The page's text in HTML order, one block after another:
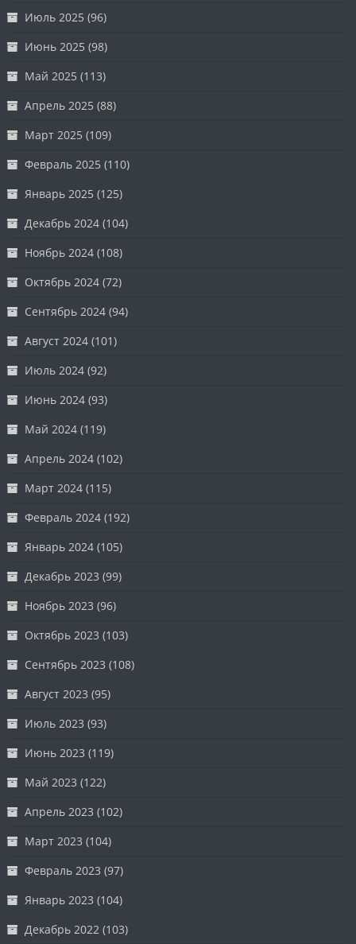
Июль 2025 (96)
Июнь 2025 (98)
Май 2025 (113)
Апрель 2025 (88)
Март 2025 (109)
Февраль 2025 (110)
Январь 2025 (125)
Декабрь 2024 (104)
Ноябрь 2024 (108)
Октябрь 2024 (72)
Сентябрь 2024 (94)
Август 2024 (101)
Июль 2024 (92)
Июнь 2024 (93)
Май 2024 (119)
Апрель 2024 (102)
Март 2024 (115)
Февраль 2024 (192)
Январь 2024 (105)
Декабрь 2023 (99)
Ноябрь 2023 (96)
Октябрь 2023 (103)
Сентябрь 2023 (108)
Август 2023 (95)
Июль 2023 (93)
Июнь 2023 (119)
Май 2023 (122)
Апрель 2023 (102)
Март 2023 (104)
Февраль 2023 (97)
Январь 2023 (104)
Декабрь 2022 (103)